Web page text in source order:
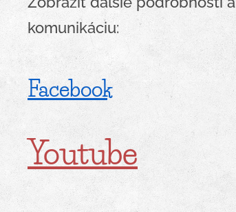
komunikáciu:
Facebook
Youtube